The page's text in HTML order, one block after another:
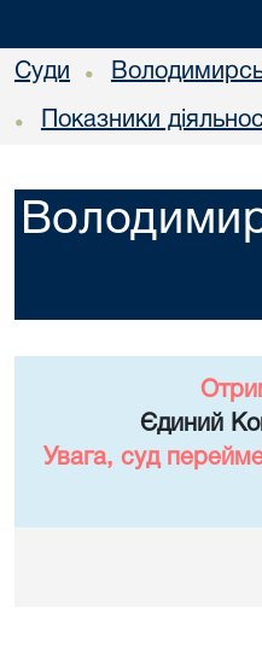
Суди •
• Показники
Єдиний
Увага, суд